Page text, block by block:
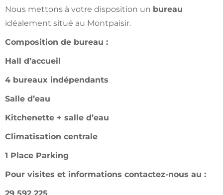
Nous mettons à votre disposition un bureau
idéalement situé au Montpaisir.
Composition de bureau :
Hall d’accueil
4 bureaux indépendants
Salle d’eau
Kitchenette + salle d’eau
Climatisation centrale
1 Place Parking
Pour visites et informations contactez-nous au :